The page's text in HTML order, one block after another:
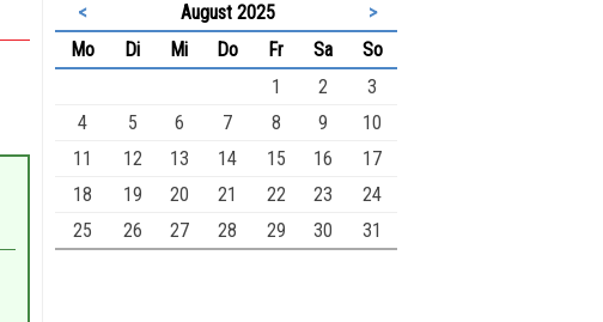
< August 2025
>
Montag Dienstag
Mittwoch
Donnerstag
FreitagSamstag
Sonntag
1
2
3
4
5 6 7 8 9
10
11
12 13 14 15 16
17
18
19 20 21 22 23
24
25
26 27 28 29 30 31